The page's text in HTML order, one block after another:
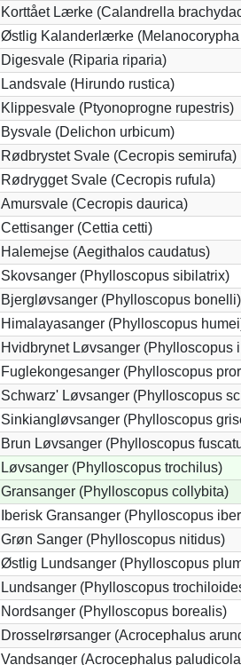
Korttået Lærke (Calandrella
Østlig Kalanderlærke (Melanocorypha
Digesvale (Riparia riparia)
Landsvale (Hirundo rustica)
Klippesvale (Ptyonoprogne rupestris)
Bysvale (Delichon urbicum)
Rødbrystet Svale (Cecropis semirufa)
Rødrygget Svale (Cecropis rufula)
Amursvale (Cecropis daurica)
Cettisanger (Cettia cetti)
Halemejse (Aegithalos caudatus)
Skovsanger (Phylloscopus sibilatrix)
Bjergløvsanger (Phylloscopus bonelli)
Himalayasanger (Phylloscopus
Hvidbrynet Løvsanger (Phylloscopus
Fuglekongesanger (Phylloscopus
Schwarz' Løvsanger (Phylloscopus
Sinkiangløvsanger (Phylloscopus
Brun Løvsanger (Phylloscopus
Løvsanger (Phylloscopus trochilus)
Gransanger (Phylloscopus collybita)
Iberisk Gransanger (Phylloscopus
Grøn Sanger (Phylloscopus nitidus)
Østlig Lundsanger (Phylloscopus
Lundsanger (Phylloscopus
Nordsanger (Phylloscopus borealis)
Drosselrørsanger (Acrocephalus
Vandsanger (Acrocephalus